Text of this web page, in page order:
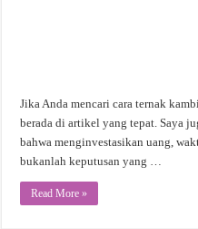
Jika Anda mencari cara ternak
berada di artikel yang tepat. Saya
bahwa menginvestasikan uang,
bukanlah keputusan yang …
Read More »